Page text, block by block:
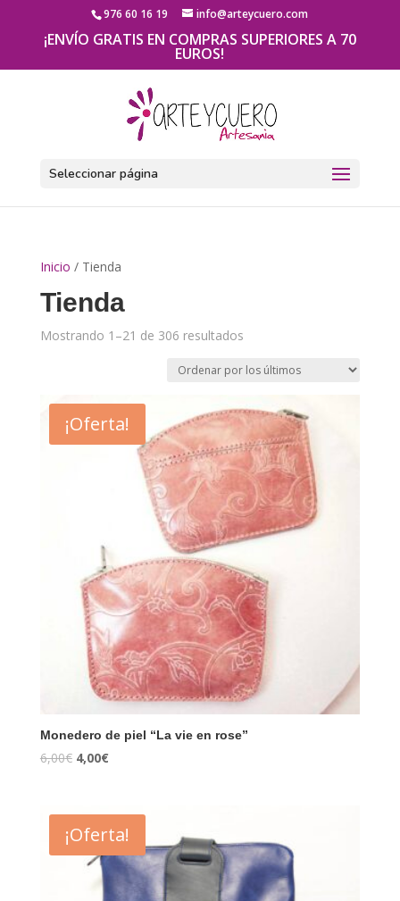
976 60 16 19 info@arteycuero.com
¡ENVÍO GRATIS EN COMPRAS SUPERIORES A 70
EUROS!
Seleccionar página
Inicio / Tienda
Tienda
Mostrando 1–21 de 306 resultados
¡Oferta!
Monedero de piel “La vie en rose”
6,00€ 4,00€
¡Oferta!